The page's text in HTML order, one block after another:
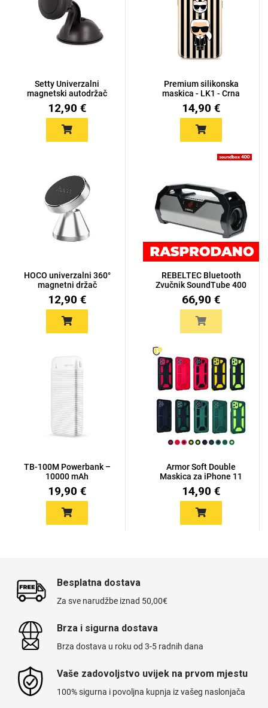
Setty Univerzalni
magnetski autodržač
12,90 €
Premium silikonska
maskica - LK1 - Crna
14,90 €
HOCO univerzalni 360°
magnetni držač
mobitela...
12,90 €
REBELTEC Bluetooth
Zvučnik SoundTube 400
66,90 €
TB-100M Powerbank –
10000 mAh
19,90 €
Armor Soft Double
Maskica za iPhone 11
Pro Max...
14,90 €
Besplatna dostava
Za sve narudžbe iznad 50,00€
Brza i sigurna dostava
Brza dostava u roku od 3-5 radnih dana
Vaše zadovoljstvo uvijek na prvom mjestu
100% sigurna i povoljna kupnja iz vašeg naslonjača